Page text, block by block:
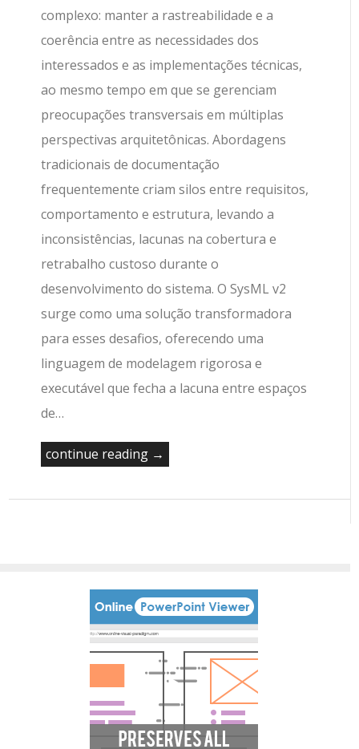
complexo: manter a rastreabilidade e a
coerência entre as necessidades dos
interessados e as implementações técnicas,
ao mesmo tempo em que se gerenciam
preocupações transversais em múltiplas
perspectivas arquitetônicas. Abordagens
tradicionais de documentação
frequentemente criam silos entre requisitos,
comportamento e estrutura, levando a
inconsistências, lacunas na cobertura e
retrabalho custoso durante o
desenvolvimento do sistema. O SysML v2
surge como uma solução transformadora
para esses desafios, oferecendo uma
linguagem de modelagem rigorosa e
executável que fecha a lacuna entre espaços
de…
continue reading →